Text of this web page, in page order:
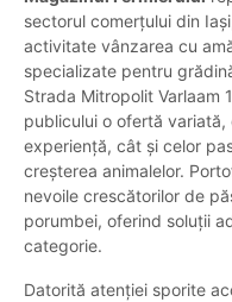
sectorul comerțului din
activitate vânzarea cu
specializate pentru
Strada Mitropolit Varlaam
publicului o ofertă
experiență, cât și celor
creșterea animalelor.
nevoile crescătorilor de
porumbei, oferind soluții
categorie.
Datorită atenției sporite